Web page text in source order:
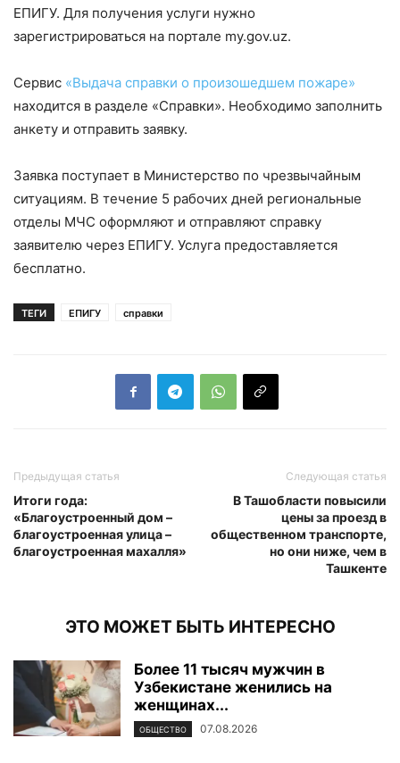
ЕПИГУ. Для получения услуги нужно
зарегистрироваться на портале my.gov.uz.
Сервис «Выдача справки о произошедшем пожаре»
находится в разделе «Справки». Необходимо заполнить
анкету и отправить заявку.
Заявка поступает в Министерство по чрезвычайным
ситуациям. В течение 5 рабочих дней региональные
отделы МЧС оформляют и отправляют справку
заявителю через ЕПИГУ. Услуга предоставляется
бесплатно.
ТЕГИ ЕПИГУ справки
Предыдущая статья
Итоги года:
«Благоустроенный дом –
благоустроенная улица –
благоустроенная махалля»
Следующая статья
В Ташобласти повысили
цены за проезд в
общественном транспорте,
но они ниже, чем в
Ташкенте
ЭТО МОЖЕТ БЫТЬ ИНТЕРЕСНО
Более 11 тысяч мужчин в
Узбекистане женились на
женщинах...
ОБЩЕСТВО 07.08.2026